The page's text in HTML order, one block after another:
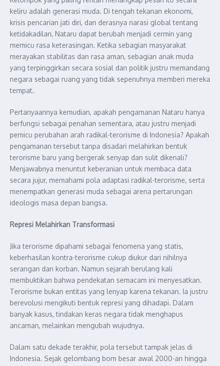
keliru adalah generasi muda. Di tengah tekanan ekonomi,
krisis pencarian jati diri, dan derasnya narasi global tentang
ketidakadilan, Nataru dapat berubah menjadi cermin yang
memicu rasa keterasingan. Ketika sebagian masyarakat
merayakan stabilitas dan rasa aman, sebagian anak muda
yang terpinggirkan secara sosial dan politik justru memandang
negara sebagai ruang yang tidak sepenuhnya memberi mereka
tempat.
Pertanyaannya kemudian, apakah pengamanan Nataru hanya
berfungsi sebagai penahan sementara, atau justru menjadi
pemicu perubahan arah radikal-terorisme di Indonesia? Apakah
pengamanan tersebut tanpa disadari melahirkan bentuk
terorisme baru yang bergerak senyap dan sulit dikenali?
Menjawabnya menuntut keberanian untuk membaca data
secara jujur, memahami pola adaptasi radikal-terorisme, serta
menempatkan generasi muda sebagai arena pertarungan
ideologis masa depan bangsa.
Represi Melahirkan Transformasi
Jika terorisme dipahami sebagai fenomena yang statis,
keberhasilan kontra-terorisme cukup diukur dari nihilnya
serangan dan korban. Namun sejarah berulang kali
membuktikan bahwa pendekatan semacam ini menyesatkan.
Terorisme bukan entitas yang lenyap karena tekanan. Ia justru
berevolusi mengikuti bentuk represi yang dihadapi. Dalam
banyak kasus, tindakan keras negara tidak menghapus
ancaman, melainkan mengubah wujudnya.
Dalam satu dekade terakhir, pola tersebut tampak jelas di
Indonesia. Sejak gelombang bom besar awal 2000-an hingga